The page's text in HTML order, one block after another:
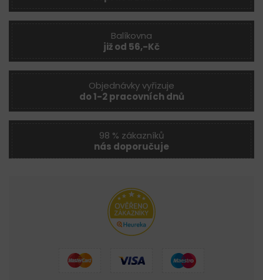
Balíkovna
již od 56,-Kč
Objednávky vyřizuje
do 1-2 pracovních dnů
98 % zákazníků
nás doporučuje